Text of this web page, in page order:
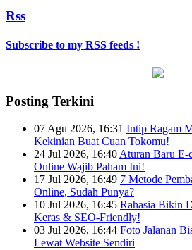
Rss
Subscribe to my RSS feeds !
Posting Terkini
07 Agu 2026, 16:31 Intip Ragam
Kekinian Buat Cuan Tokomu!
24 Jul 2026, 16:40 Aturan Baru E-
Online Wajib Paham Ini!
17 Jul 2026, 16:49 7 Metode
Online, Sudah Punya?
10 Jul 2026, 16:45 Rahasia Bikin
Keras & SEO-Friendly!
03 Jul 2026, 16:44 Foto Jalanan
Lewat Website Sendiri